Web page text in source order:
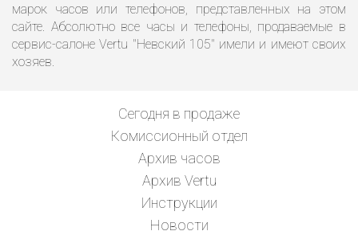
марок часов или телефонов, представленных на этом
сайте. Абсолютно все часы и телефоны, продаваемые в
сервис-салоне Vertu "Невский 105" имели и имеют своих
хозяев.
Сегодня в продаже
Комиссионный отдел
Архив часов
Архив Vertu
Инструкции
Новости